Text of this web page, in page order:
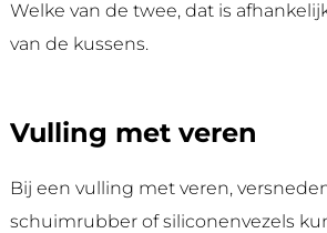
Welke van de twee, dat is
van de kussens.
Vulling met veren
Bij een vulling met veren,
schuimrubber of siliconenvezels